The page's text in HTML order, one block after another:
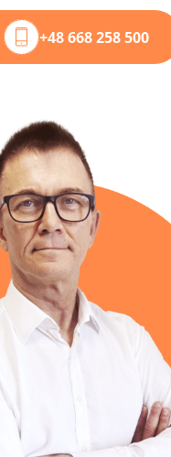
+48 668 258 500